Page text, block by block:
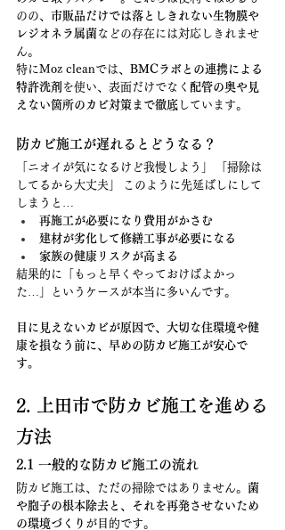
のの、 市販品だけでは落としきれない生物膜や
レジオネラ属菌などの存在には対応しきれませ
ん。
特にMoz cleanでは、 BMCラボとの連携による
特許洗剤 を使い、表面だけでなく 配管の奥や見
えない箇所のカビ対策まで徹底 しています。
防カビ施工が遅れるとどうなる？
「ニオイが気になるけど我慢しよう」 「掃除は
してるから大丈夫」 このように先延ばしにして
しまうと…
再施工が必要になり費用がかさむ
建材が劣化して修繕工事が必要になる
家族の健康リスクが高まる
結果的に「もっと早くやっておけばよかっ
た…」というケースが本当に多いんです。
目に見えないカビが原因で、大切な住環境や健
康を損なう前に、早めの防カビ施工が安心で
す。
2. 上田市で防カビ施工を進める
方法
2.1 一般的な防カビ施工の流れ
防カビ施工は、ただの掃除ではありません。 菌
や胞子の根本除去と、それを再発させないため
の環境づくり が目的です。